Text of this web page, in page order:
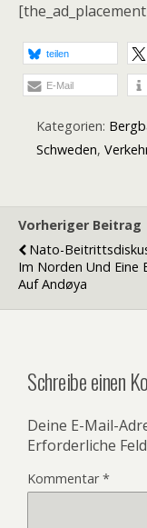
teilen
E-Mail
Kategorien:
Schweden,
Vorheriger Beitrag
Nato-
Im Norden Und Eine
Auf Andøya
Schreibe einen
Deine E-Mail-
Erforderliche
Kommentar*